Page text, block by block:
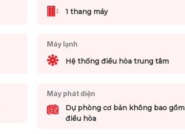
1 thang máy
Máy lạnh
Hệ thống điều hòa trung tâm
Máy phát điện
Dự phòng cơ bản không bao gồm
điều hòa